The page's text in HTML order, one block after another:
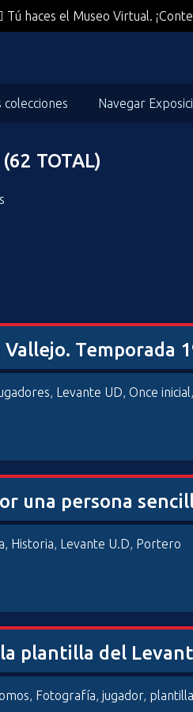
Tú haces el Museo Virtual.
Navegar
(62 TOTAL)
Temporada
, Levante UD,Once inicial,
una persona
, Historia, Levante U.D, Portero
plantilla del
, Fotografía,jugador, plantilla